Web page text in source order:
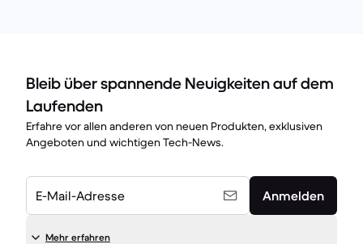
Bleib über spannende Neuigkeiten auf dem
Laufenden
Erfahre vor allen anderen von neuen Produkten, exklusiven
Angeboten und wichtigen Tech-News.
E-Mail-Adresse Anmelden
Mehr erfahren